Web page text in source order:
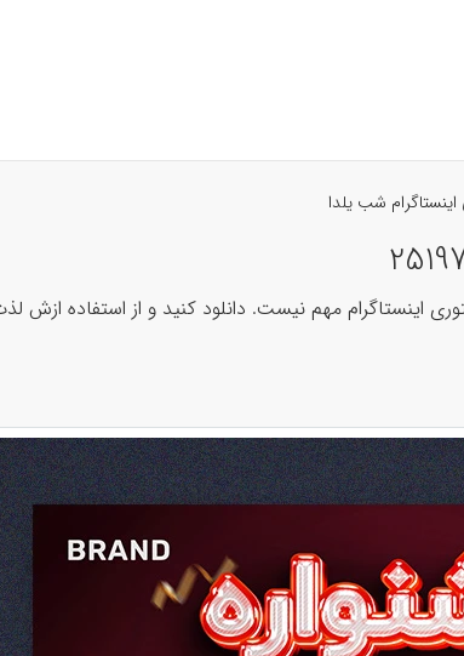
شب یلدا
مهم نیست. دانلود کنید و از استفاده ازش